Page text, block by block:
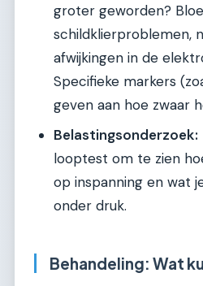
groter geworden?
schildklierproblemen,
afwijkingen in de
Specifieke markers
geven aan hoe zwaar
Belastingsonderzoek:
looptest om te zien
op inspanning en wat
onder druk.
Behandeling: Wat